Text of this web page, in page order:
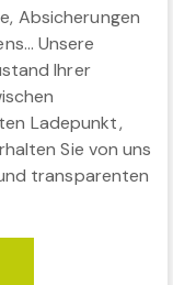
Absicherungen
Unsere
Ihrer
Ladepunkt,
Sie von uns
transparenten